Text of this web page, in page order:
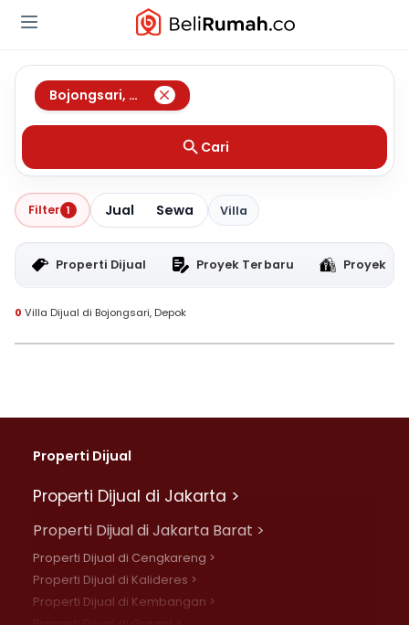
Bojongsari, Depok
Cari
Filter 1 Jual Sewa Villa
Properti Dijual Proyek Terbaru Proyek
0 Villa Dijual di Bojongsari, Depok
Properti Dijual
Properti Dijual di Jakarta >
Properti Dijual di Jakarta Barat >
Properti Dijual di Cengkareng >
Properti Dijual di Kalideres >
Properti Dijual di Kembangan >